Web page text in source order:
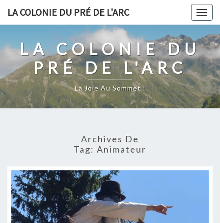
LA COLONIE DU PRÉ DE L'ARC
LA COLONIE DU
PRÉ DE L'ARC
La Joie Au Sommet !
Archives De
Tag: Animateur